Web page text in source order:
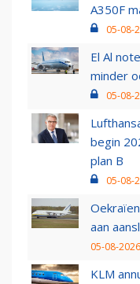
A350F
05-08-
El Al
minder
05-08-
begin
plan B
05-08-
aan
05-08-
KLM